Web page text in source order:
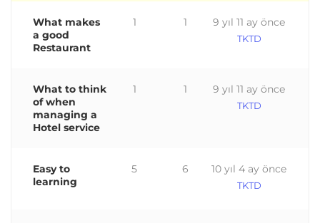
What makes
a good
Restaurant
1 1 9 yıl 11 ay önce
TKTD
What to think
of when
managing a
Hotel service
1 1 9 yıl 11 ay önce
TKTD
Easy to
learning
5 6 10 yıl 4 ay önce
TKTD